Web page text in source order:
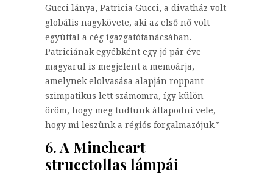
Gucci lánya, Patricia Gucci, a divatház volt
globális nagykövete, aki az első nő volt
egyúttal a cég igazgatótanácsában.
Patriciának egyébként egy jó pár éve
magyarul is megjelent a memoárja,
amelynek elolvasása alapján roppant
szimpatikus lett számomra, így külön
öröm, hogy meg tudtunk állapodni vele,
hogy mi leszünk a régiós forgalmazójuk.”
6. A Mineheart
strucctollas lámpái